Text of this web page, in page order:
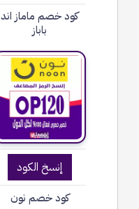
كود خصم ماماز اند
باباز
إنسخ الكود
كود خصم نون